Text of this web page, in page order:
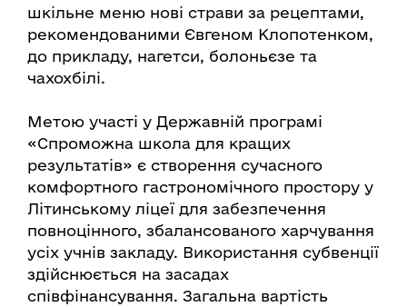
шкільне меню нові страви за рецептами,
рекомендованими Євгеном Клопотенком,
до прикладу, нагетси, болоньєзе та
чахохбілі.
Метою участі у Державній програмі
«Спроможна школа для кращих
результатів» є створення сучасного
комфортного гастрономічного простору у
Літинському ліцеї для забезпечення
повноцінного, збалансованого харчування
усіх учнів закладу. Використання субвенції
здійснюється на засадах
співфінансування. Загальна вартість